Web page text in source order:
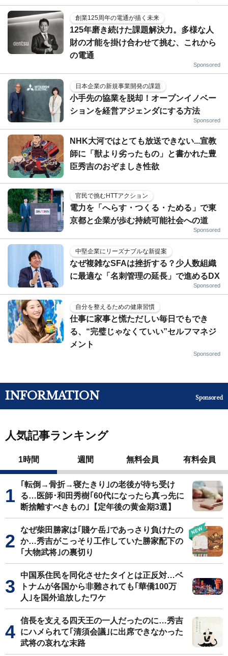
創業125周年の電通が描く未来
125年磨き続けた課題解決力。多様な人
財の才能を掛け合わせて挑む、これから
の電通
Sponsored
日本企業の新規事業開発の課題
小手先の協業を脱却！オープンイノベー
ションを経営アジェンダにする方法
Sponsored
NHK大河ではとても放送できない...宣教
師に「獣より劣ったもの」と書かれた豊
臣秀吉のおぞましき性欲
官民で挑むHTTアクション
電力を「へらす・つくる・ためる」で東
京都と企業が歩む持続可能社会への道
Sponsored
中堅企業にリーズナブルな新提案
なぜ複雑なSFAは挫折する？少人数組織
に最適な「名刺管理の延長」で進めるDX
Sponsored
自分を整えるための健康習慣
仕事に家事と慌ただしい毎日でもでき
る、“完璧じゃなくていい”セルフマネジ
メント
Sponsored
INFORMATION Sponsored
人気記事ランキング
1時間 週間 無料会員 有料会員
｢転倒→骨折→寝たきり｣の老後が待ち受け
る…医師･和田秀樹｢60代になったら真っ先に
断捨離すべきもの｣【定年後の黄金期3選】
なぜ柴田勝家は｢賤ケ岳｣であっさり負けたの
か…秀吉がこっそり工作していた勝家配下の
｢大物武将｣の裏切り
中国系住民を同化させたタイとは正反対…ベ
トナムが各国から非難されても｢華僑100万
人｣を国外追放したワケ
信長を支える四天王の一人だったのに…秀吉
にハメられて｢清須会議｣に出席できなかった
武将の哀れな末路